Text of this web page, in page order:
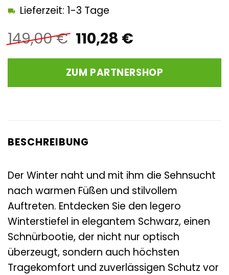
149,00€ Ursprünglicher
Preis
war:
149,00 €
110,28 €Aktueller
ist:
110,28 €.
Lieferzeit: 1-3 Tage
ZUM PARTNERSHOP
BESCHREIBUNG
Der Winter naht und mit ihm die Sehnsucht
nach warmen Füßen und stilvollem
Auftreten. Entdecken Sie den legero
Winterstiefel in elegantem Schwarz, einen
Schnürbootie, der nicht nur optisch
überzeugt, sondern auch höchsten
Tragekomfort und zuverlässigen Schutz vor